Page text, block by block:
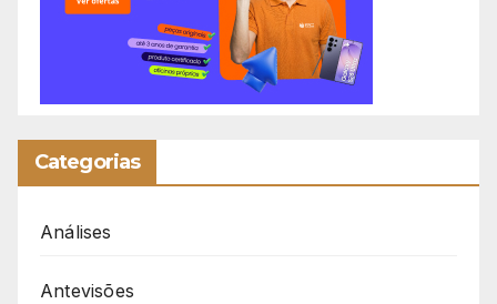
Categorias
Análises
Antevisões